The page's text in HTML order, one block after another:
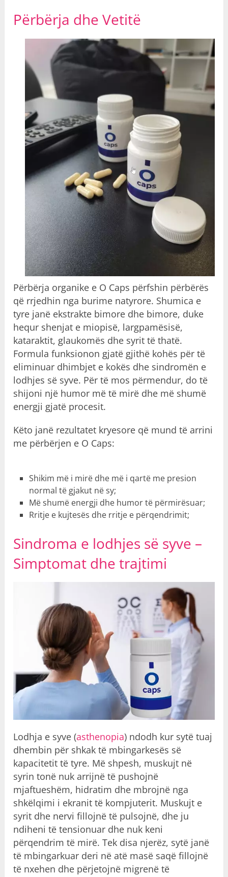
Përbërja dhe Vetitë
Përbërja organike e O Caps përfshin përbërës
që rrjedhin nga burime natyrore. Shumica e
tyre janë ekstrakte bimore dhe bimore, duke
hequr shenjat e miopisë, largpamësisë,
kataraktit, glaukomës dhe syrit të thatë.
Formula funksionon gjatë gjithë kohës për të
eliminuar dhimbjet e kokës dhe sindromën e
lodhjes së syve. Për të mos përmendur, do të
shijoni një humor më të mirë dhe më shumë
energji gjatë procesit.
Këto janë rezultatet kryesore që mund të arrini
me përbërjen e O Caps:
Shikim më i mirë dhe më i qartë me presion
normal të gjakut në sy;
Më shumë energji dhe humor të përmirësuar;
Rritje e kujtesës dhe rritje e përqendrimit;
Sindroma e lodhjes së syve –
Simptomat dhe trajtimi
Lodhja e syve (asthenopia) ndodh kur sytë tuaj
dhembin për shkak të mbingarkesës së
kapacitetit të tyre. Më shpesh, muskujt në
syrin tonë nuk arrijnë të pushojnë
mjaftueshëm, hidratim dhe mbrojnë nga
shkëlqimi i ekranit të kompjuterit. Muskujt e
syrit dhe nervi fillojnë të pulsojnë, dhe ju
ndiheni të tensionuar dhe nuk keni
përqendrim të mirë. Tek disa njerëz, sytë janë
të mbingarkuar deri në atë masë saqë fillojnë
të nxehen dhe përjetojnë migrenë të